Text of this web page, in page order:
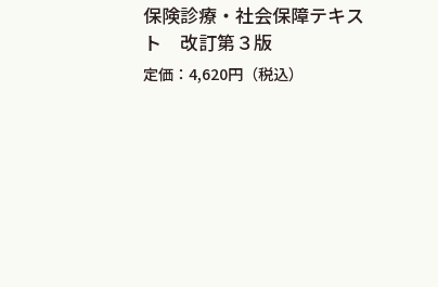
保険診療・社会保障テキス
ト 改訂第３版
定価：4,620円（税込）